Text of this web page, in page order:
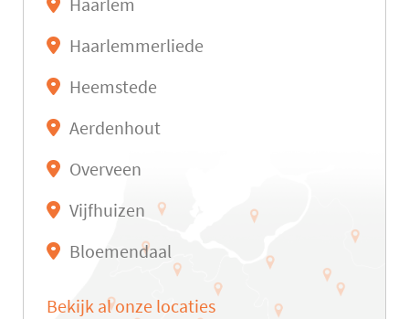
Haarlem
Haarlemmerliede
Heemstede
Aerdenhout
Overveen
Vijfhuizen
Bloemendaal
Bekijk al onze locaties